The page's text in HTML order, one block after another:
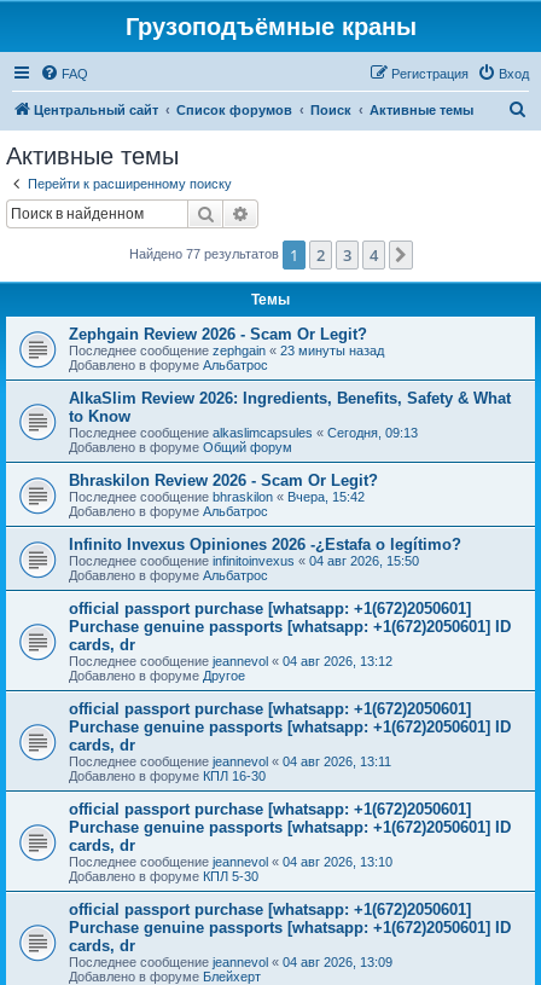
Грузоподъёмные краны
FAQ Вход
Регистрация
Центральный сайт Список форумов Поиск Активные темы
Активные темы
Перейти к расширенному поиску
Поиск
Найдено 77 результатов 1 2 3 4
Темы
Zephgain Review 2026 - Scam Or Legit?
Последнее сообщение zephgain « 23 минуты назад
Добавлено в форуме Альбатрос
AlkaSlim Review 2026: Ingredients, Benefits, Safety & What
to Know
Последнее сообщение alkaslimcapsules « Сегодня, 09:13
Добавлено в форуме Общий форум
Bhraskilon Review 2026 - Scam Or Legit?
Последнее сообщение bhraskilon « Вчера, 15:42
Добавлено в форуме Альбатрос
Infinito Invexus Opiniones 2026 -¿Estafa o legítimo?
Последнее сообщение infinitoinvexus « 04 авг 2026, 15:50
Добавлено в форуме Альбатрос
official passport purchase [whatsapp: +1(672)2050601]
Purchase genuine passports [whatsapp: +1(672)2050601] ID
cards, dr
Последнее сообщение jeannevol « 04 авг 2026, 13:12
Добавлено в форуме Другое
official passport purchase [whatsapp: +1(672)2050601]
Purchase genuine passports [whatsapp: +1(672)2050601] ID
cards, dr
Последнее сообщение jeannevol « 04 авг 2026, 13:11
Добавлено в форуме КПЛ 16-30
official passport purchase [whatsapp: +1(672)2050601]
Purchase genuine passports [whatsapp: +1(672)2050601] ID
cards, dr
Последнее сообщение jeannevol « 04 авг 2026, 13:10
Добавлено в форуме КПЛ 5-30
official passport purchase [whatsapp: +1(672)2050601]
Purchase genuine passports [whatsapp: +1(672)2050601] ID
cards, dr
Последнее сообщение jeannevol « 04 авг 2026, 13:09
Добавлено в форуме Блейхерт